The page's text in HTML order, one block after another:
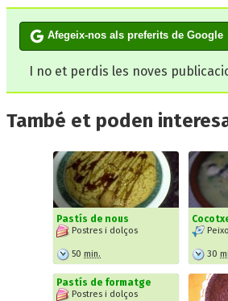
Afegeix-nos als preferits de Google
I no et perdis les noves
També et poden
Pastís de nous
Postres i dolços
50 min. 30
Pastís de formatge
Postres i dolços